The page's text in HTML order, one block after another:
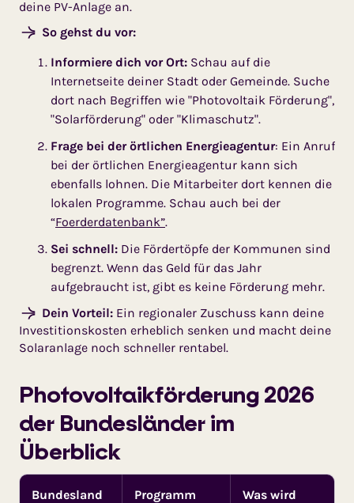
deine PV-Anlage an.
So gehst du vor:
Informiere dich vor Ort: Schau auf die
Internetseite deiner Stadt oder Gemeinde. Suche
dort nach Begriffen wie "Photovoltaik Förderung",
"Solarförderung" oder "Klimaschutz".
Frage bei der örtlichen Energieagentur: Ein Anruf
bei der örtlichen Energieagentur kann sich
ebenfalls lohnen. Die Mitarbeiter dort kennen die
lokalen Programme. Schau auch bei der
“Foerderdatenbank”.
Sei schnell: Die Fördertöpfe der Kommunen sind
begrenzt. Wenn das Geld für das Jahr
aufgebraucht ist, gibt es keine Förderung mehr.
Dein Vorteil:Ein regionaler Zuschuss kann deine
Investitionskosten erheblich senken und macht deine
Solaranlage noch schneller rentabel.
Photovoltaik­förderung 2026
der Bundesländer im
Überblick
Bundesland Programm
Was wird